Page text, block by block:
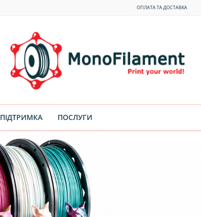
ОПЛАТА ТА ДОСТАВКА
ПІДТРИМКА ПОСЛУГИ